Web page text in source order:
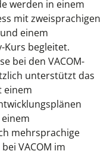
werden in einem
mit zweisprachigen
einem
Kurs begleitet.
bei den VACOM-
unterstützt das
einem
mehrsprachige
VACOM im